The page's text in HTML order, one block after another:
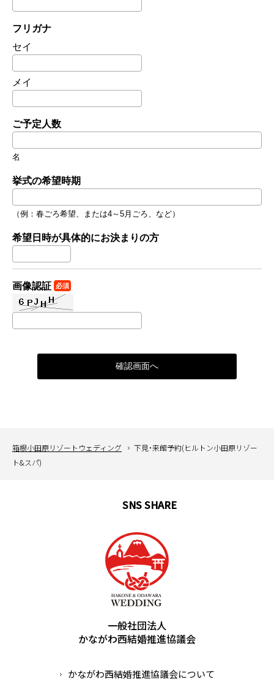
フリガナ
セイ
メイ
ご予定人数
名
挙式の希望時期
（例：春ごろ希望、または4～5月ごろ、など）
希望日時が具体的にお決まりの方
画像認証 必須
箱根小田原リゾートウェディング
下見・来館予約(ヒルトン小田原リゾー
ト&スパ)
中文繁体
português
SNS SHARE
一般社団法人
かながわ西結婚推進協議会
かながわ西結婚推進協議会について